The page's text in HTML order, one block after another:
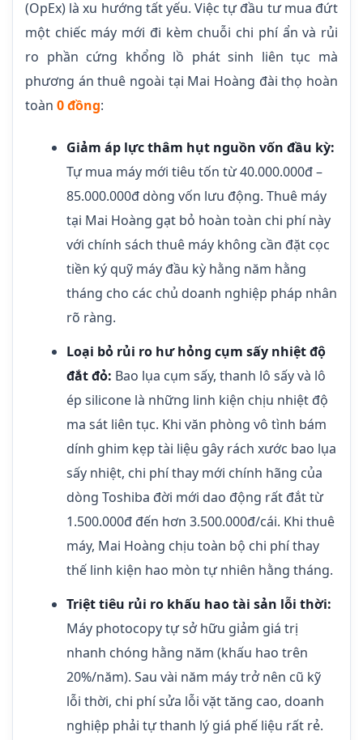
(OpEx) là xu hướng tất yếu. Việc tự đầu tư mua đứt
một chiếc máy mới đi kèm chuỗi chi phí ẩn và rủi
ro phần cứng khổng lồ phát sinh liên tục mà
phương án thuê ngoài tại Mai Hoàng đài thọ hoàn
toàn 0 đồng:
Giảm áp lực thâm hụt nguồn vốn đầu kỳ:
Tự mua máy mới tiêu tốn từ 40.000.000đ –
85.000.000đ dòng vốn lưu động. Thuê máy
tại Mai Hoàng gạt bỏ hoàn toàn chi phí này
với chính sách thuê máy không cần đặt cọc
tiền ký quỹ máy đầu kỳ hằng năm hằng
tháng cho các chủ doanh nghiệp pháp nhân
rõ ràng.
Loại bỏ rủi ro hư hỏng cụm sấy nhiệt độ
đắt đỏ: Bao lụa cụm sấy, thanh lô sấy và lô
ép silicone là những linh kiện chịu nhiệt độ
ma sát liên tục. Khi văn phòng vô tình bám
dính ghim kẹp tài liệu gây rách xước bao lụa
sấy nhiệt, chi phí thay mới chính hãng của
dòng Toshiba đời mới dao động rất đắt từ
1.500.000đ đến hơn 3.500.000đ/cái. Khi thuê
máy, Mai Hoàng chịu toàn bộ chi phí thay
thế linh kiện hao mòn tự nhiên hằng tháng.
Triệt tiêu rủi ro khấu hao tài sản lỗi thời:
Máy photocopy tự sở hữu giảm giá trị
nhanh chóng hằng năm (khấu hao trên
20%/năm). Sau vài năm máy trở nên cũ kỹ
lỗi thời, chi phí sửa lỗi vặt tăng cao, doanh
nghiệp phải tự thanh lý giá phế liệu rất rẻ.